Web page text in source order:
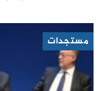
مستجدات